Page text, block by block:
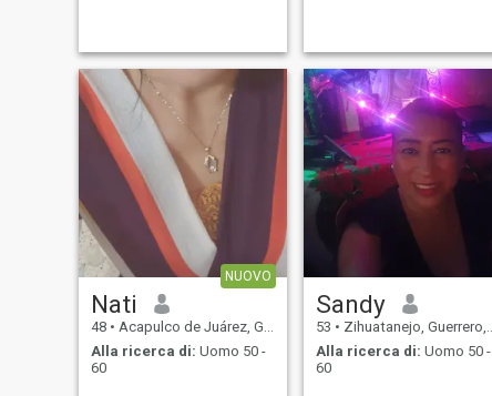
NUOVO
Nati
48 • Acapulco de Juárez, Guerrero, Messico
Alla ricerca di: Uomo 50 -
60
Sandy
53 • Zihuatanejo, Guerrero, Messico
Alla ricerca di: Uomo 50 -
60